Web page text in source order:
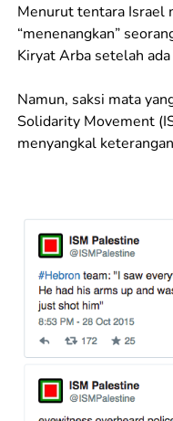
Menurut tentara Israel
“menenangkan”
Kiryat Arba setelah
Namun, saksi mata
Solidarity Movement
menyangkal